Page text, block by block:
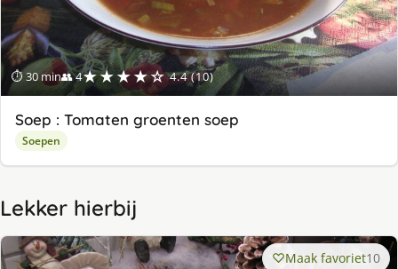
⏱ 30 min👥 4★★★★☆ 4.4 (10)
Soep : Tomaten groenten soep
Soepen
Lekker hierbij
Maak favoriet10